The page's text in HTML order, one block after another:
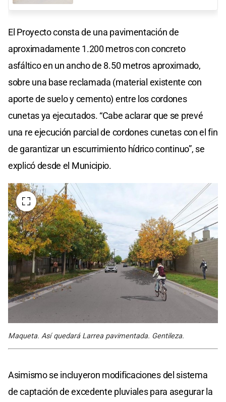
El Proyecto consta de una pavimentación de
aproximadamente 1.200 metros con concreto
asfáltico en un ancho de 8.50 metros aproximado,
sobre una base reclamada (material existente con
aporte de suelo y cemento) entre los cordones
cunetas ya ejecutados. “Cabe aclarar que se prevé
una re ejecución parcial de cordones cunetas con el fin
de garantizar un escurrimiento hídrico continuo”, se
explicó desde el Municipio.
Maqueta. Así quedará Larrea pavimentada. Gentileza.
Asimismo se incluyeron modificaciones del sistema
de captación de excedente pluviales para asegurar la